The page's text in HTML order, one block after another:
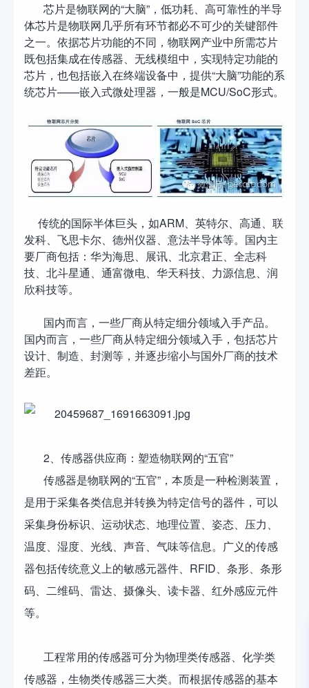
芯片是物联网的“大脑”，低功耗、高可靠性的半导
体芯片是物联网几乎所有环节都必不可少的关键部件
之一。依据芯片功能的不同，物联网产业中所需芯片
既包括集成在传感器、无线模组中，实现特定功能的
芯片，也包括嵌入在终端设备中，提供“大脑”功能的系
统芯片——嵌入式微处理器，一般是MCU/SoC形式。
传统的国际半体巨头，如ARM、英特尔、高通、联
发科、飞思卡尔、德州仪器、意法半导体等。国内主
要厂商包括：华为海思、展讯、北京君正、全志科
技、北斗星通、通富微电、华天科技、力源信息、润
欣科技等。
国内而言，一些厂商从特定细分领域入手产品。
国内而言，一些厂商从特定细分领域入手，包括芯片
设计、制造、封测等，并逐步缩小与国外厂商的技术
差距。
2、传感器供应商：塑造物联网的“五官”
传感器是物联网的“五官”，本质是一种检测装置，
是用于采集各类信息并转换为特定信号的器件，可以
采集身份标识、运动状态、地理位置、姿态、压力、
温度、湿度、光线、声音、气味等信息。广义的传感
器包括传统意义上的敏感元器件、RFID、条形、条形
码、二维码、雷达、摄像头、读卡器、红外感应元件
等。
工程常用的传感器可分为物理类传感器、化学类
传感器，生物类传感器三大类。而根据传感器的基本